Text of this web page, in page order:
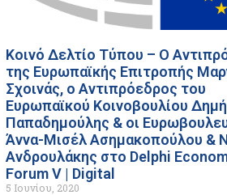
Κοινό Δελτίο Τύπου – Ο
της Ευρωπαϊκής Επιτροπής
Σχοινάς, ο Αντιπρόεδρος του
Ευρωπαϊκού Κοινοβουλίου
Παπαδημούλης & οι
Άννα-Μισέλ Ασημακοπούλου &
Ανδρουλάκης στο Delphi
Forum V | Digital
5 Ιουνίου, 2020